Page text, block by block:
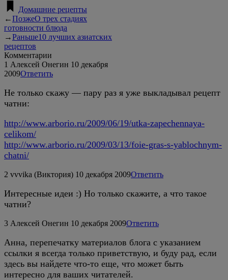
Домашние рецепты
←ПозжеО трех стадиях
готовности блюда
→Раньше10 лучших азиатских
рецептов
Комментарии
1 Алексей Онегин 10 декабря
2009Ответить
Не только скажу — пару раз я уже выкладывал рецепт
чатни:
http://www.arborio.ru/2009/06/19/utka-zapechennaya-
celikom/
http://www.arborio.ru/2009/03/13/foie-gras-s-yablochnym-
chatni/
2 vvvika (Виктория) 10 декабря 2009Ответить
Интересные идеи :) Но только скажите, а что такое
чатни?
3 Алексей Онегин 10 декабря 2009Ответить
Анна, перепечатку материалов блога с указанием
ссылки я всегда только приветствую, и буду рад, если
здесь вы найдете что-то еще, что может быть
интересно для ваших читателей.